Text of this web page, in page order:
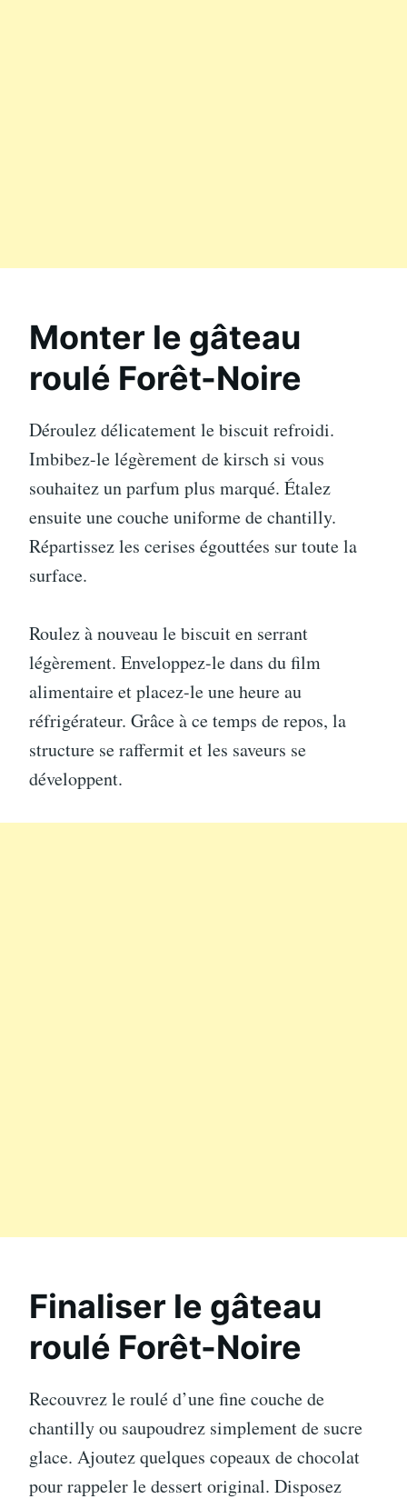
Monter le gâteau
roulé Forêt-Noire
Déroulez délicatement le biscuit refroidi.
Imbibez-le légèrement de kirsch si vous
souhaitez un parfum plus marqué. Étalez
ensuite une couche uniforme de chantilly.
Répartissez les cerises égouttées sur toute la
surface.
Roulez à nouveau le biscuit en serrant
légèrement. Enveloppez-le dans du film
alimentaire et placez-le une heure au
réfrigérateur. Grâce à ce temps de repos, la
structure se raffermit et les saveurs se
développent.
Finaliser le gâteau
roulé Forêt-Noire
Recouvrez le roulé d’une fine couche de
chantilly ou saupoudrez simplement de sucre
glace. Ajoutez quelques copeaux de chocolat
pour rappeler le dessert original. Disposez